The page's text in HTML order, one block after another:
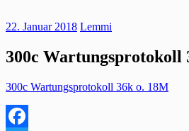
22. Januar 2018 Lemmi
300c Wartungsprotokoll
300c Wartungsprotokoll 36k o. 18M